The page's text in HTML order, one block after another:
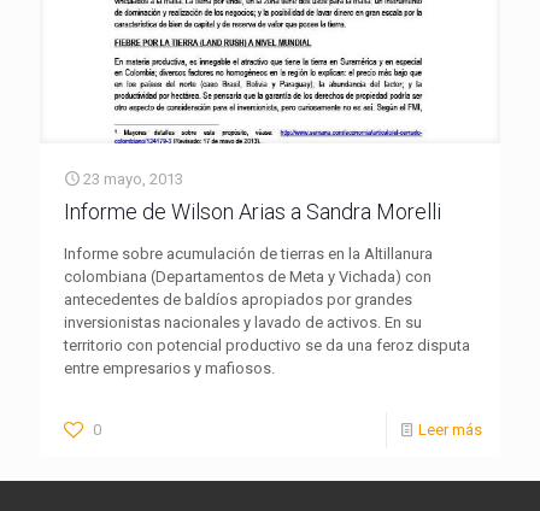
23 mayo, 2013
Informe de Wilson Arias a Sandra Morelli
Informe sobre acumulación de tierras en la Altillanura
colombiana (Departamentos de Meta y Vichada) con
antecedentes de baldíos apropiados por grandes
inversionistas nacionales y lavado de activos. En su
territorio con potencial productivo se da una feroz disputa
entre empresarios y mafiosos.
0 Leer más